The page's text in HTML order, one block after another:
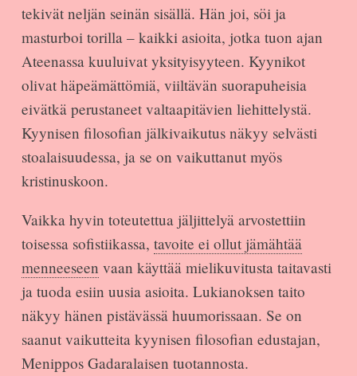
tekivät neljän seinän sisällä. Hän joi, söi ja
masturboi torilla – kaikki asioita, jotka tuon ajan
Ateenassa kuuluivat yksityisyyteen. Kyynikot
olivat häpeämättömiä, viiltävän suorapuheisia
eivätkä perustaneet valtaapitävien liehittelystä.
Kyynisen filosofian jälkivaikutus näkyy selvästi
stoalaisuudessa, ja se on vaikuttanut myös
kristinuskoon.
Vaikka hyvin toteutettua jäljittelyä arvostettiin
toisessa sofistiikassa, tavoite ei ollut jämähtää
menneeseen vaan käyttää mielikuvitusta taitavasti
ja tuoda esiin uusia asioita. Lukianoksen taito
näkyy hänen pistävässä huumorissaan. Se on
saanut vaikutteita kyynisen filosofian edustajan,
Menippos Gadaralaisen tuotannosta.